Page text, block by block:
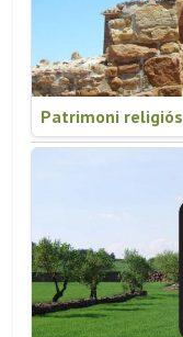
Patrimoni religiós